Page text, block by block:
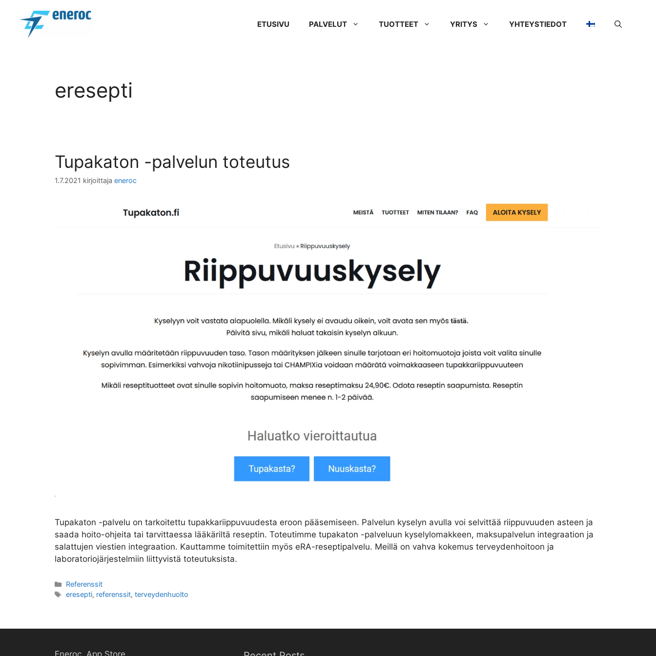
sisältöön
ETUSIVU PALVELUT TUOTTEET YRITYS YHTEYSTIEDOT
eresepti
Tupakaton -palvelun toteutus
1.7.2021 kirjoittaja eneroc
Tupakaton -palvelu on tarkoitettu tupakkariippuvuudesta eroon pääsemiseen. Palvelun kyselyn avulla voi selvittää riippuvuuden asteen ja
saada hoito-ohjeita tai tarvittaessa lääkäriltä reseptin. Toteutimme tupakaton -palveluun kyselylomakkeen, maksupalvelun integraation ja
salattujen viestien integraation. Kauttamme toimitettiin myös eRA-reseptipalvelu. Meillä on vahva kokemus terveydenhoitoon ja
laboratoriojärjestelmiin liittyvistä toteutuksista.
Kategoriat
Referenssit
Avainsanat
eresepti, referenssit,terveydenhuolto